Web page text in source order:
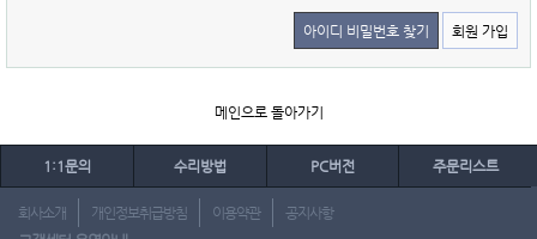
아이디 비밀번호 찾기 회원 가입
메인으로 돌아가기
1:1문의 수리방법 PC버전 주문리스트
회사소개 개인정보취급방침 이용약관 공지사항